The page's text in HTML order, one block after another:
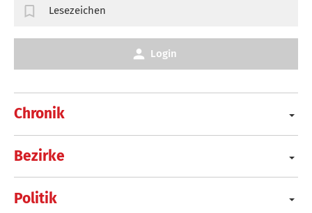
Chronik
Bezirke
Politik
Lesezeichen
Login